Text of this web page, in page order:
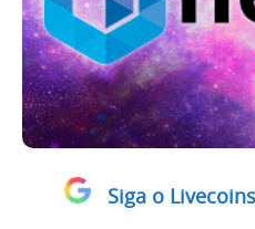
Siga o